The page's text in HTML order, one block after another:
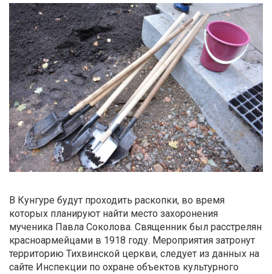
В Кунгуре будут проходить раскопки, во время
которых планируют найти место захоронения
мученика Павла Соколова. Священник был расстрелян
красноармейцами в 1918 году. Мероприятия затронут
территорию Тихвинской церкви, следует из данных на
сайте Инспекции по охране объектов культурного